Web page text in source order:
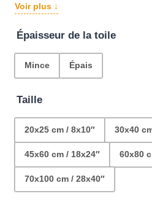
l’horizon font de cette œuvre
Un mélange d’humour, de
pour une déco originale et
Voir plus ↓
Épaisseur de la toile
Mince Épais
Taille
20x25 cm / 8x10″ 30x40
45x60 cm / 18x24″ 60x80
70x100 cm / 28x40″